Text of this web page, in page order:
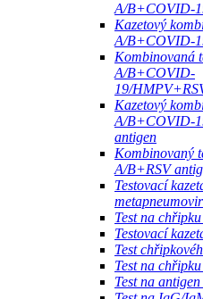
A/B+COVID-
Kazetový
A/B+COVID-
Kombinovaná
A/B+COVID-
19/
Kazetový
A/B+COVID-
antigen
Kombinovaný
A/B+RSV
Testovací
Test na
Testovací
Test
Test na
Test na